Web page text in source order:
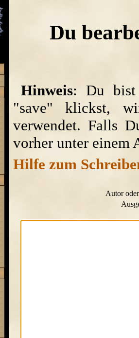
Du
Hinweis: Du bist
"save" klickst,
verwendet. Falls
vorher unter einem
Hilfe zum
Autor